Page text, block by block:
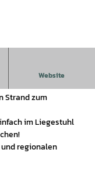
Website
am Dümmer-
Strand zum
im Liegestuhl
regionalen